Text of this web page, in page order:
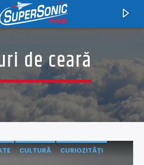
de ceară
CULTURĂ
CURIOZITĂȚI